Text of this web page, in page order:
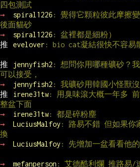
四包測試
→
spiral1226 : 覺得它顆粒彼此摩擦
後面貓砂
→
spiral1226 : 盆裡都是細粉）
推
evelover : bio cat凝結很快不容易
推 jennyfish2 : 想問你用哪種礦砂？
可以接受，
→
jennyfish2 : 我礦砂用韓國小怪獸
推
irene31tw: 用臭味滾大概一年多
整盆下面
→
irene31tw: 都是碎粉塵
→
LuciusMalfoy : 路易不錯 但如果你
換
→
LuciusMalfoy : 先增加一盆看看他
→ mefanperson : 艾德酷利爛 推路易/